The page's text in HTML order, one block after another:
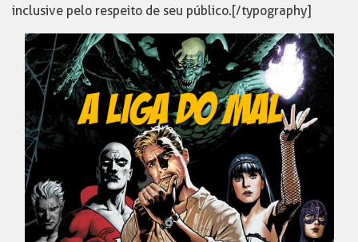
inclusive pelo respeito de seu público.[/typography]